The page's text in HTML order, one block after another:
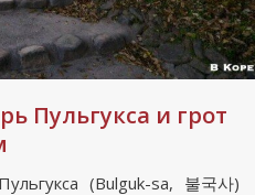
Пульгукса и грот
(Bulguk-sa, 불국사)